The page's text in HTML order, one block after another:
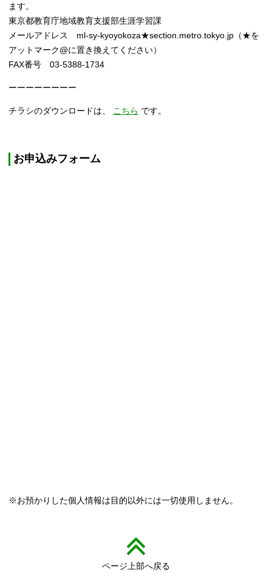
ます。
東京都教育庁地域教育支援部生涯学習課
メールアドレス ml-sy-kyoyokoza★section.metro.tokyo.jp（★を
アットマーク@に置き換えてください）
FAX番号 03-5388-1734
ーーーーーーーー
チラシのダウンロードは、 こちら です。
お申込みフォーム
※お預かりした個人情報は目的以外には一切使用しません。
ページ上部へ戻る